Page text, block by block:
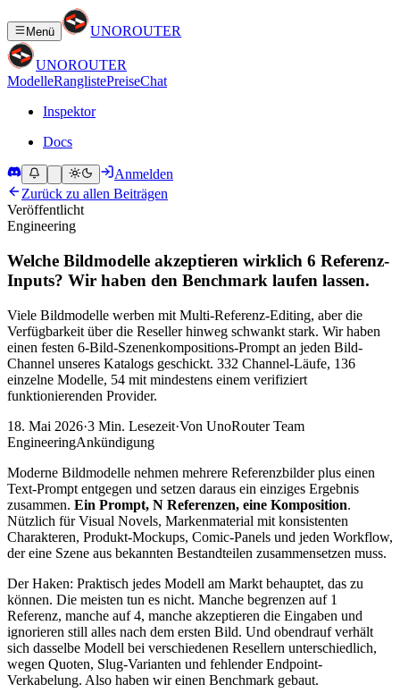
Menü UNOROUTER
UNOROUTER
ModelleRanglistePreiseChat
Inspektor
Docs
Anmelden
Zurück zu allen Beiträgen
Veröffentlicht
Engineering
Welche Bildmodelle akzeptieren wirklich 6 Referenz-
Inputs? Wir haben den Benchmark laufen lassen.
Viele Bildmodelle werben mit Multi-Referenz-Editing, aber die
Verfügbarkeit über die Reseller hinweg schwankt stark. Wir haben
einen festen 6-Bild-Szenenkompositions-Prompt an jeden Bild-
Channel unseres Katalogs geschickt. 332 Channel-Läufe, 136
einzelne Modelle, 54 mit mindestens einem verifiziert
funktionierenden Provider.
18. Mai 2026·3 Min. Lesezeit·Von UnoRouter Team
EngineeringAnkündigung
Moderne Bildmodelle nehmen mehrere Referenzbilder plus einen
Text-Prompt entgegen und setzen daraus ein einziges Ergebnis
zusammen. Ein Prompt, N Referenzen, eine Komposition.
Nützlich für Visual Novels, Markenmaterial mit konsistenten
Charakteren, Produkt-Mockups, Comic-Panels und jeden Workflow,
der eine Szene aus bekannten Bestandteilen zusammensetzen muss.
Der Haken: Praktisch jedes Modell am Markt behauptet, das zu
können. Die meisten tun es nicht. Manche begrenzen auf 1
Referenz, manche auf 4, manche akzeptieren die Eingaben und
ignorieren still alles nach dem ersten Bild. Und obendrauf verhält
sich dasselbe Modell bei verschiedenen Resellern unterschiedlich,
wegen Quoten, Slug-Varianten und fehlender Endpoint-
Verkabelung. Also haben wir einen Benchmark gebaut.